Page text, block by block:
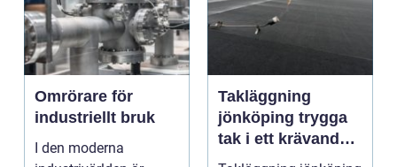
Omrörare för
industriellt bruk
I den moderna
Takläggning
jönköping trygga
tak i ett krävande
småländskt klimat